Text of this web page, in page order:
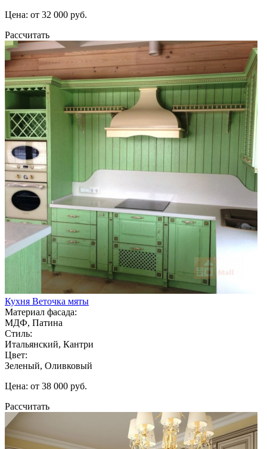
Цена: от 32 000 руб.
Рассчитать
Кухня Веточка мяты
Материал фасада:
МДФ, Патина
Стиль:
Итальянский, Кантри
Цвет:
Зеленый, Оливковый
Цена: от 38 000 руб.
Рассчитать